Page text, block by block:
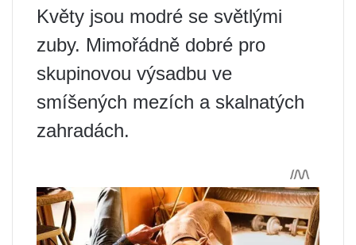
Květy jsou modré se světlými
zuby. Mimořádně dobré pro
skupinovou výsadbu ve
smíšených mezích a skalnatých
zahradách.